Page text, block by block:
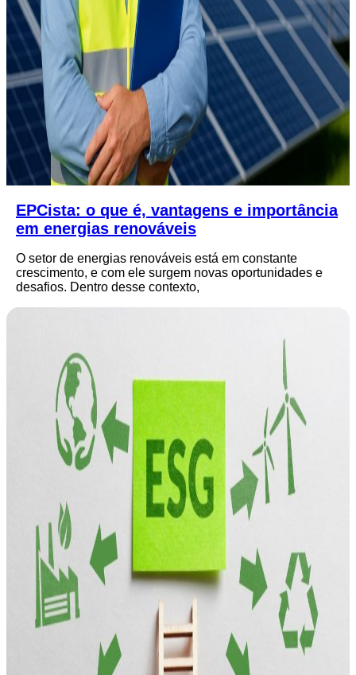
EPCista: o que é, vantagens e importância
em energias renováveis
O setor de energias renováveis está em constante
crescimento, e com ele surgem novas oportunidades e
desafios. Dentro desse contexto,